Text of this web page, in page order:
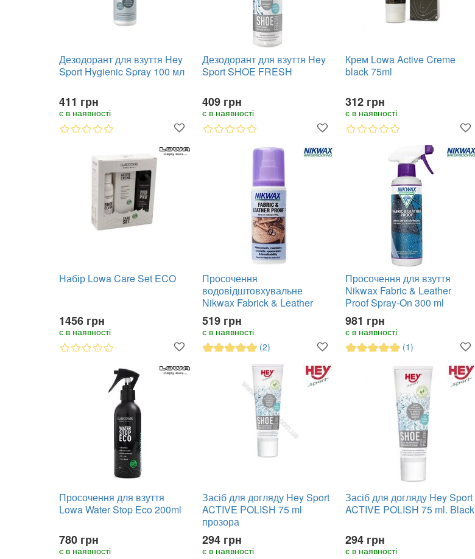
Дезодорант для взуття Hey
Sport Hygienic Spray 100 мл
411 грн
є в наявності
Дезодорант для взуття Hey
Sport SHOE FRESH
409 грн
є в наявності
Крем Lowa Active Creme
black 75ml
312 грн
є в наявності
Набір Lowa Care Set ECO
1456 грн
є в наявності
Просочення
водовідштовхувальне
Nikwax Fabrick & Leather
Spray-on
519 грн
є в наявності
(2)
Просочення для взуття
Nikwax Fabric & Leather
Proof Spray-On 300 ml
981 грн
є в наявності
(1)
Просочення для взуття
Lowa Water Stop Eco 200ml
780 грн
є в наявності
Засіб для догляду Hey Sport
ACTIVE POLISH 75 ml
прозора
294 грн
є в наявності
Засіб для догляду Hey Sport
ACTIVE POLISH 75 ml. Black
294 грн
є в наявності